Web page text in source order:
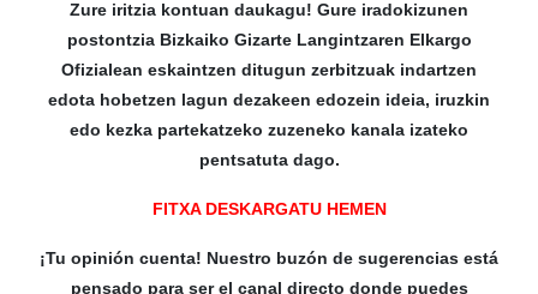
Zure iritzia kontuan daukagu! Gure iradokizunen
postontzia Bizkaiko Gizarte Langintzaren Elkargo
Ofizialean eskaintzen ditugun zerbitzuak indartzen
edota hobetzen lagun dezakeen edozein ideia, iruzkin
edo kezka partekatzeko zuzeneko kanala izateko
pentsatuta dago.
FITXA DESKARGATU HEMEN
¡Tu opinión cuenta! Nuestro buzón de sugerencias está
pensado para ser el canal directo donde puedes